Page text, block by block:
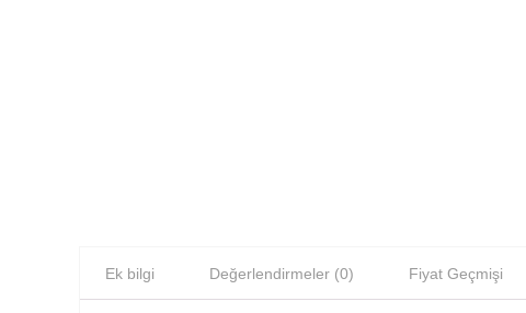
Ek bilgi Değerlendirmeler (0) Fiyat Geçmişi